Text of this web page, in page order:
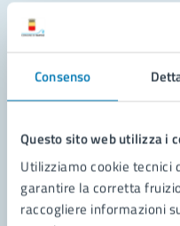
Consenso
Questo sito web utilizza i
Utilizziamo cookie tecnici
garantire la corretta
raccogliere informazioni
Contatta il comune
Leggi le domande
Richiedi assistenza
Prenota